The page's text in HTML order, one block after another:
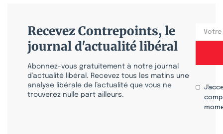
Recevez Contrepoints, le
journal d'actualité libéral
Abonnez-vous gratuitement à notre journal
d’actualité libéral. Recevez tous les matins une
analyse libérale de l’actualité que vous ne
trouverez nulle part ailleurs.